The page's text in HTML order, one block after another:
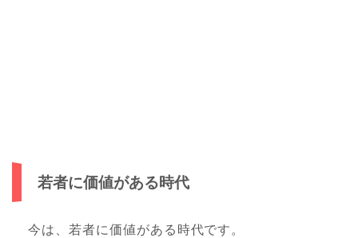
若者に価値がある時代
今は、若者に価値がある時代です。